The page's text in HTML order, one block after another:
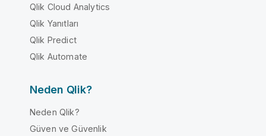
Qlik Cloud Analytics
Qlik Yanıtları
Qlik Predict
Qlik Automate
Neden Qlik?
Neden Qlik?
Güven ve Güvenlik